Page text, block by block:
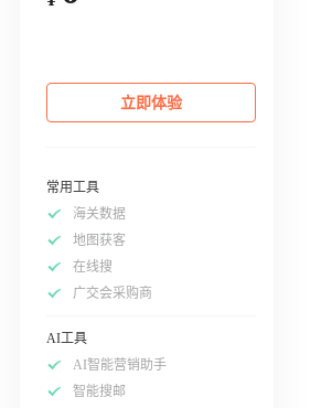
立即体验
常用工具
海关数据
地图获客
在线搜
广交会采购商
AI工具
AI智能营销助手
智能搜邮